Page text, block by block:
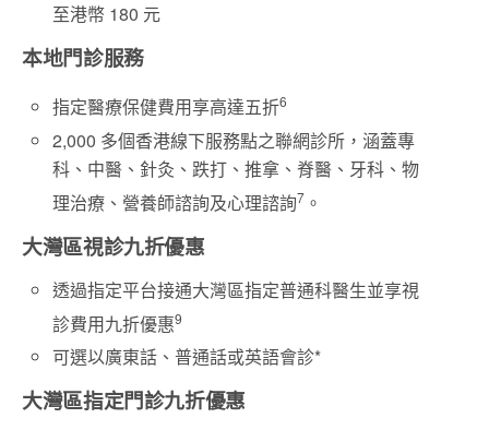
至港幣 180 元
本地門診服務
指定醫療保健費用享高達五折6
2,000 多個香港線下服務點之聯網診所，涵蓋專
科、中醫、針灸、跌打、推拿、脊醫、牙科、物
理治療、營養師諮詢及心理諮詢7 。
大灣區視診九折優惠
透過指定平台接通大灣區指定普通科醫生並享視
診費用九折優惠9
可選以廣東話、普通話或英語會診*
大灣區指定門診九折優惠